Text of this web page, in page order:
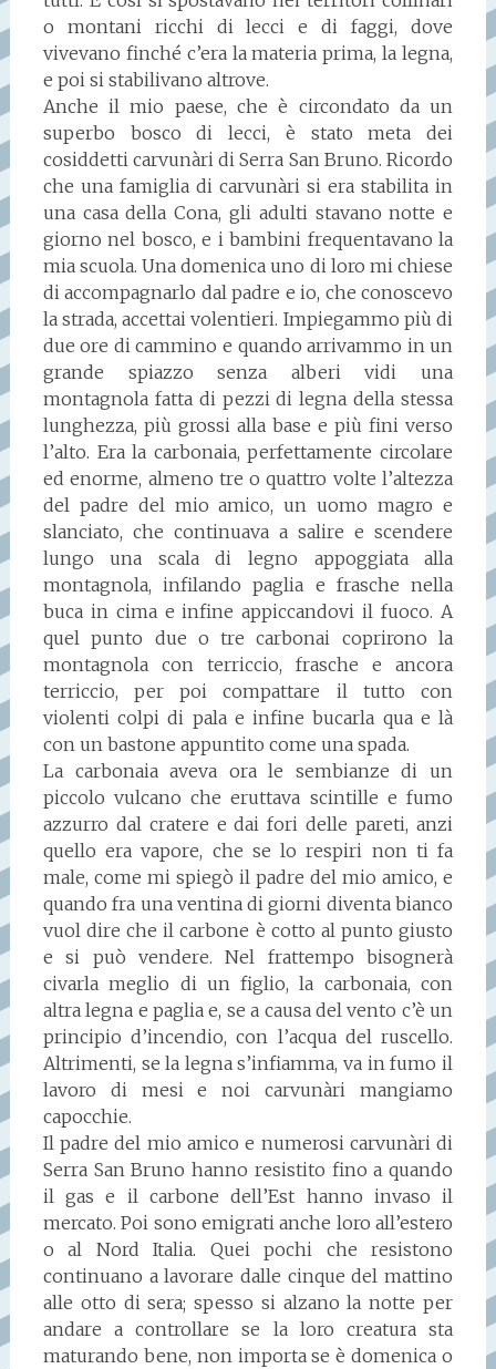
o montani ricchi di lecci e di faggi, dove
vivevano finché c’era la materia prima, la legna,
e poi si stabilivano altrove.
Anche il mio paese, che è circondato da un
superbo bosco di lecci, è stato meta dei
cosiddetti carvunàri di Serra San Bruno. Ricordo
che una famiglia di carvunàri si era stabilita in
una casa della Cona, gli adulti stavano notte e
giorno nel bosco, e i bambini frequentavano la
mia scuola. Una domenica uno di loro mi chiese
di accompagnarlo dal padre e io, che conoscevo
la strada, accettai volentieri. Impiegammo più di
due ore di cammino e quando arrivammo in un
grande spiazzo senza alberi vidi una
montagnola fatta di pezzi di legna della stessa
lunghezza, più grossi alla base e più fini verso
l’alto. Era la carbonaia, perfettamente circolare
ed enorme, almeno tre o quattro volte l’altezza
del padre del mio amico, un uomo magro e
slanciato, che continuava a salire e scendere
lungo una scala di legno appoggiata alla
montagnola, infilando paglia e frasche nella
buca in cima e infine appiccandovi il fuoco. A
quel punto due o tre carbonai coprirono la
montagnola con terriccio, frasche e ancora
terriccio, per poi compattare il tutto con
violenti colpi di pala e infine bucarla qua e là
con un bastone appuntito come una spada.
La carbonaia aveva ora le sembianze di un
piccolo vulcano che eruttava scintille e fumo
azzurro dal cratere e dai fori delle pareti, anzi
quello era vapore, che se lo respiri non ti fa
male, come mi spiegò il padre del mio amico, e
quando fra una ventina di giorni diventa bianco
vuol dire che il carbone è cotto al punto giusto
e si può vendere. Nel frattempo bisognerà
civarla meglio di un figlio, la carbonaia, con
altra legna e paglia e, se a causa del vento c’è un
principio d’incendio, con l’acqua del ruscello.
Altrimenti, se la legna s’infiamma, va in fumo il
lavoro di mesi e noi carvunàri mangiamo
capocchie.
Il padre del mio amico e numerosi carvunàri di
Serra San Bruno hanno resistito fino a quando
il gas e il carbone dell’Est hanno invaso il
mercato. Poi sono emigrati anche loro all’estero
o al Nord Italia. Quei pochi che resistono
continuano a lavorare dalle cinque del mattino
alle otto di sera; spesso si alzano la notte per
andare a controllare se la loro creatura sta
maturando bene, non importa se è domenica o